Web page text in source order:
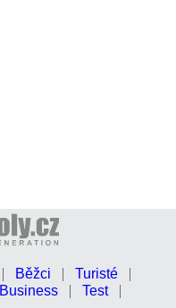
Běžci
Turisté
Business
Test